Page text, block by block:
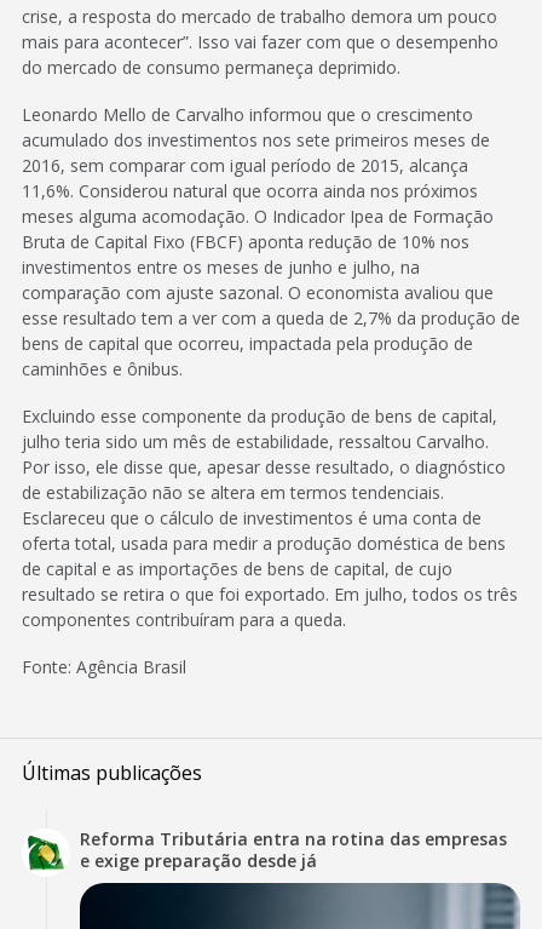
crise, a resposta do mercado de trabalho demora um pouco
mais para acontecer”. Isso vai fazer com que o desempenho
do mercado de consumo permaneça deprimido.
Leonardo Mello de Carvalho informou que o crescimento
acumulado dos investimentos nos sete primeiros meses de
2016, sem comparar com igual período de 2015, alcança
11,6%. Considerou natural que ocorra ainda nos próximos
meses alguma acomodação. O Indicador Ipea de Formação
Bruta de Capital Fixo (FBCF) aponta redução de 10% nos
investimentos entre os meses de junho e julho, na
comparação com ajuste sazonal. O economista avaliou que
esse resultado tem a ver com a queda de 2,7% da produção de
bens de capital que ocorreu, impactada pela produção de
caminhões e ônibus.
Excluindo esse componente da produção de bens de capital,
julho teria sido um mês de estabilidade, ressaltou Carvalho.
Por isso, ele disse que, apesar desse resultado, o diagnóstico
de estabilização não se altera em termos tendenciais.
Esclareceu que o cálculo de investimentos é uma conta de
oferta total, usada para medir a produção doméstica de bens
de capital e as importações de bens de capital, de cujo
resultado se retira o que foi exportado. Em julho, todos os três
componentes contribuíram para a queda.
Fonte: Agência Brasil
Últimas publicações
Reforma Tributária entra na rotina das empresas
e exige preparação desde já